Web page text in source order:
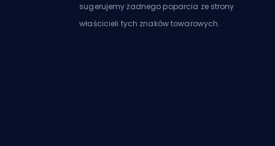
sugerujemy żadnego poparcia ze strony
właścicieli tych znaków towarowych.